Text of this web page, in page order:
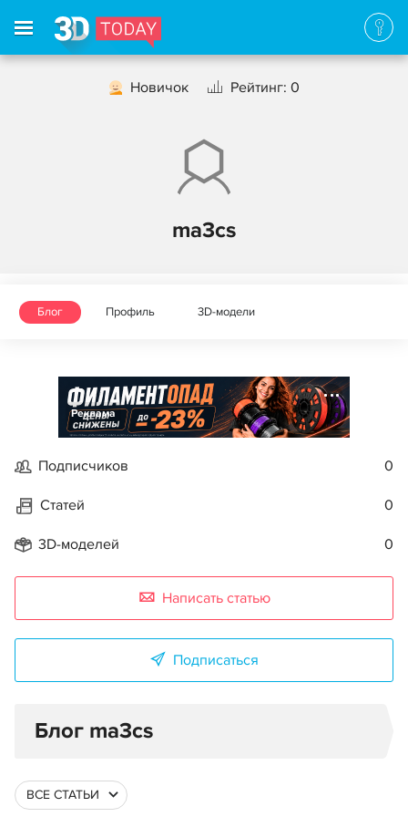
Новичок Рейтинг: 0
ma3cs
Блог Профиль 3D-модели
Реклама
Подписчиков 0
Статей 0
3D-моделей 0
Написать статью
Подписаться
Блог ma3cs
ВСЕ СТАТЬИ